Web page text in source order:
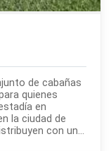
de cabañas
quienes
en
la ciudad de
con una